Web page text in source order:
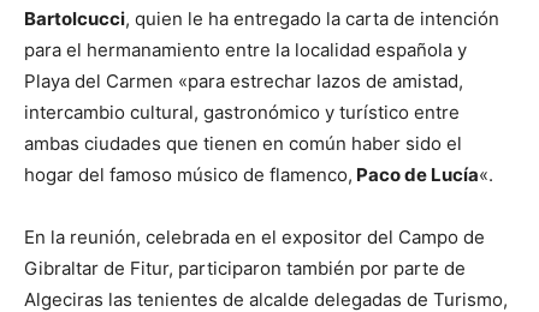
Bartolcucci, quien le ha entregado la carta de intención
para el hermanamiento entre la localidad española y
Playa del Carmen «para estrechar lazos de amistad,
intercambio cultural, gastronómico y turístico entre
ambas ciudades que tienen en común haber sido el
hogar del famoso músico de flamenco, Paco de Lucía«.
En la reunión, celebrada en el expositor del Campo de
Gibraltar de Fitur, participaron también por parte de
Algeciras las tenientes de alcalde delegadas de Turismo,